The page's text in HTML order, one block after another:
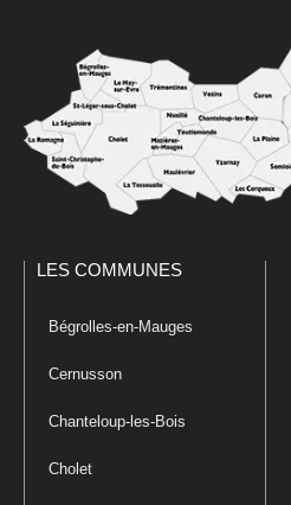
LES COMMUNES
Bégrolles-en-Mauges
Cernusson
Chanteloup-les-Bois
Cholet